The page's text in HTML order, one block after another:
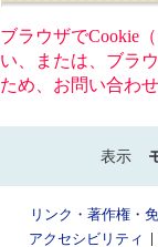
ブラウザでCookie
い、または、ブラ
ため、お問い合わ
表示
リンク・著作権・
アクセシビリティ